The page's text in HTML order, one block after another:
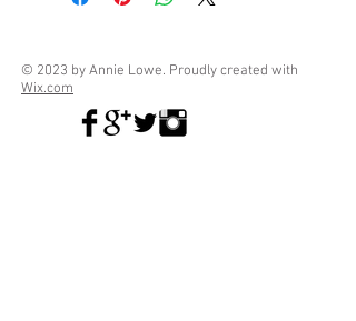
© 2023 by Annie Lowe. Proudly created with
Wix.com